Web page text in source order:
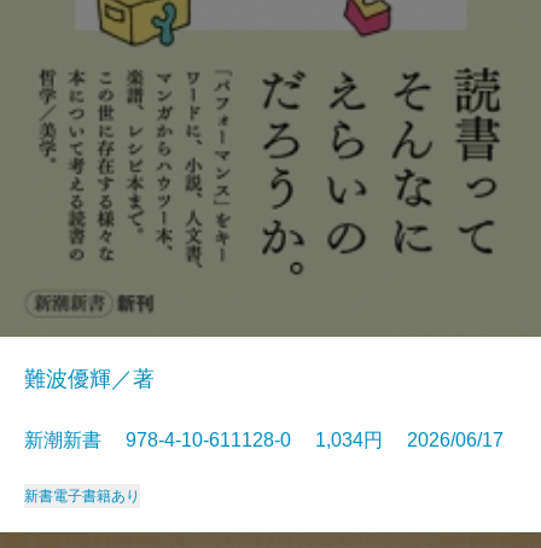
難波優輝／著
新潮新書 978-4-10-611128-0 1,034円 2026/06/17
新書電子書籍あり